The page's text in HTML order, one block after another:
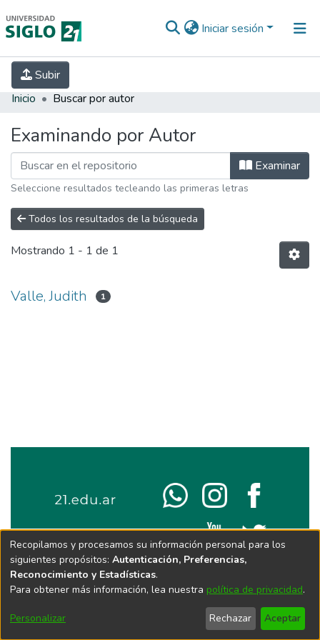
Iniciar sesión
Subir
INICIO EBOOK21
INVESTIGACIÓN
Inicio Buscar por autor
Examinando por Autor
Examinar
Seleccione resultados tecleando las primeras letras
Todos los resultados de la búsqueda
Mostrando 1 - 1 de 1
Valle, Judith 1
Recopilamos y procesamos su información personal para los
siguientes propósitos: Autenticación, Preferencias,
Reconocimiento y Estadísticas.
Para obtener más información, lea nuestra política de privacidad.
Personalizar Rechazar Aceptar